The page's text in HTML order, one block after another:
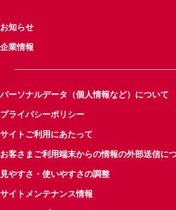
お知らせ
企業情報
パーソナルデータ（個人情報など）について
プライバシーポリシー
サイトご利用にあたって
お客さまご利用端末からの情報の外部送信に
見やすさ・使いやすさの調整
サイトメンテナンス情報